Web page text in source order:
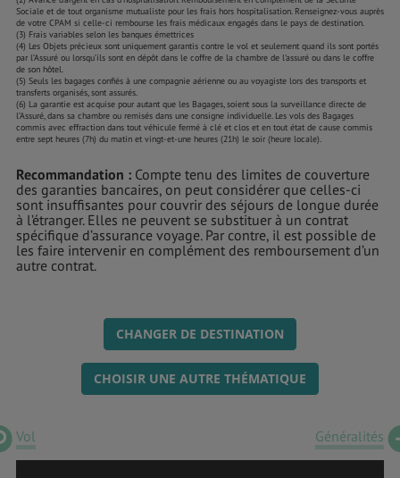
Sociale et de tout organisme mutualiste pour les frais hors hospitalisation. Renseignez-vous auprès
de votre CPAM si celle-ci rembourse les frais médicaux engagés dans le pays de destination.
(3) Frais variables selon les banques émettrices
(4) Les Objets précieux sont uniquement garantis contre le vol et seulement quand ils sont portés
par l’Assuré ou lorsqu’ils sont en dépôt dans le coffre de la chambre de l'assuré ou dans le coffre
de son hôtel.
(5) Seuls les bagages confiés à une compagnie aérienne ou au voyagiste lors des transports et
transferts organisés, sont assurés.
(6) La garantie est acquise pour autant que les Bagages, soient sous la surveillance directe de
l’Assuré, dans sa chambre ou remisés dans une consigne individuelle. Les vols des Bagages
commis avec effraction dans tout véhicule fermé à clé et clos et en tout état de cause commis
entre sept heures (7h) du matin et vingt-et-une heures (21h) le soir (heure locale).
Recommandation : Compte tenu des limites de couverture
des garanties bancaires, on peut considérer que celles-ci
sont insuffisantes pour couvrir des séjours de longue durée
à l’étranger. Elles ne peuvent se substituer à un contrat
spécifique d’assurance voyage. Par contre, il est possible de
les faire intervenir en complément des remboursement d’un
autre contrat.
CHANGER DE DESTINATION
CHOISIR UNE AUTRE THÉMATIQUE
Vol Généralités